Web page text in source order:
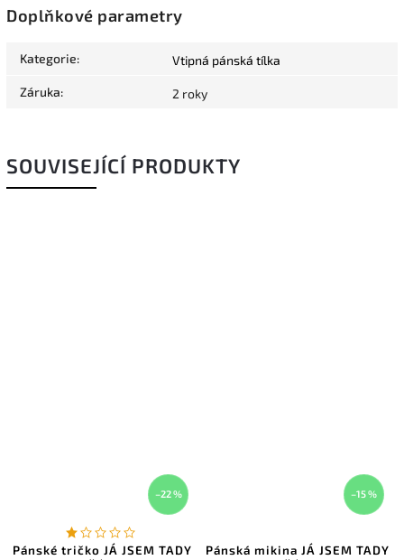
Doplňkové parametry
Kategorie: Vtipná pánská tílka
Záruka: 2 roky
SOUVISEJÍCÍ PRODUKTY
–22 %
Pánské tričko JÁ JSEM TADY
–15 %
Pánská mikina JÁ JSEM TADY